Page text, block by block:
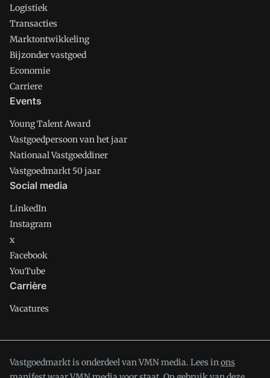
Logistiek
Transacties
Marktontwikkeling
Bijzonder vastgoed
Economie
Carriere
Events
Young Talent Award
Vastgoedpersoon van het jaar
Nationaal Vastgoeddiner
Vastgoedmarkt 50 jaar
Social media
LinkedIn
Instagram
x
Facebook
YouTube
Carrière
Vacatures
Vastgoedmarkt is onderdeel van VMN media. Lees inons